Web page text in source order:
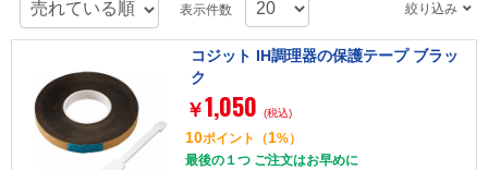
表示件数 絞り込み
コジット IH調理器の保護テープ ブラッ
ク
￥1,050 (税込)
10ポイント （1%）
最後の１つ ご注文はお早めに